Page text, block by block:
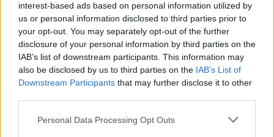
interest-based ads based on personal information utilized by
us or personal information disclosed to third parties prior to
your opt-out. You may separately opt-out of the further
disclosure of your personal information by third parties on the
IAB’s list of downstream participants. This information may
also be disclosed by us to third parties on the IAB’s List of
Downstream Participants that may further disclose it to other
Personal Data Processing Opt Outs
Ακολουθήστε τοnotospress.grστο Google News και
μάθετε πρώτοι όλες τις ειδήσεις